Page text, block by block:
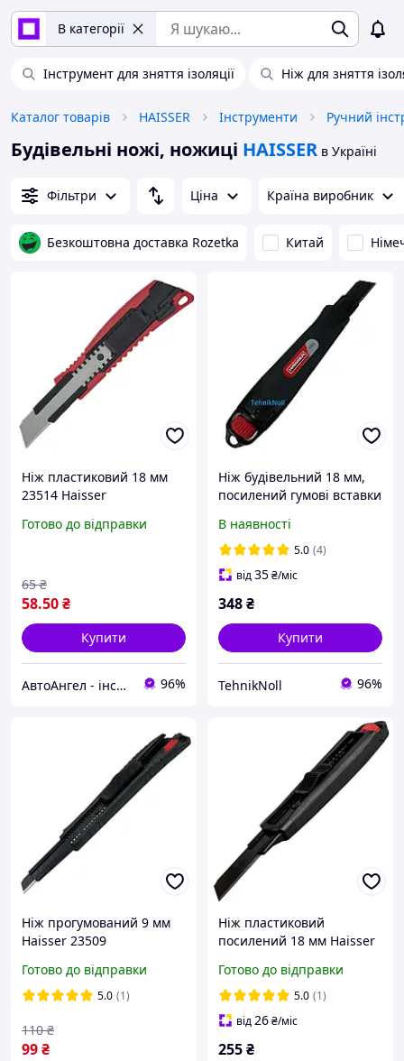
В категорії
Інструмент для зняття ізоляції Ніж для зняття
Каталог товарів HAISSER Інструменти Ручний
Будівельні ножі, ножиці HAISSER в Україні
Фільтри Ціна Країна виробник
Безкоштовна доставка Rozetka Китай
Ніж пластиковий 18 мм
23514 Haisser
Готово до відправки
58.50₴
65 ₴
Купити
АвтоАнгел - інструменти та обладнання для СТО, витратні матеріали, товари для дому та саду 96%
Ніж будівельний 18 мм,
посилений гумові вставки
канцелярський
універсальний (23503)
В наявності
5.0 (4)
від35₴/міс
348₴
Купити
TehnikNoll 96%
Ніж прогумований 9 мм
Haisser 23509
Готово до відправки
5.0 (1)
99₴
110 ₴
Ніж пластиковий
посилений 18 мм Haisser
Готово до відправки
5.0 (1)
від26₴/міс
255₴